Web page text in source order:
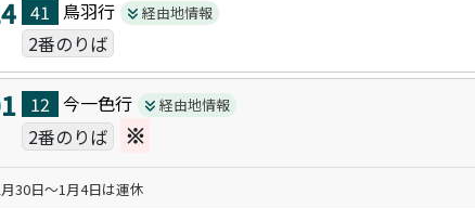
41 鳥羽行 経由地情報
2番のりば
12 今一色行 経由地情報
2番のりば ※
30日～1月4日は運休